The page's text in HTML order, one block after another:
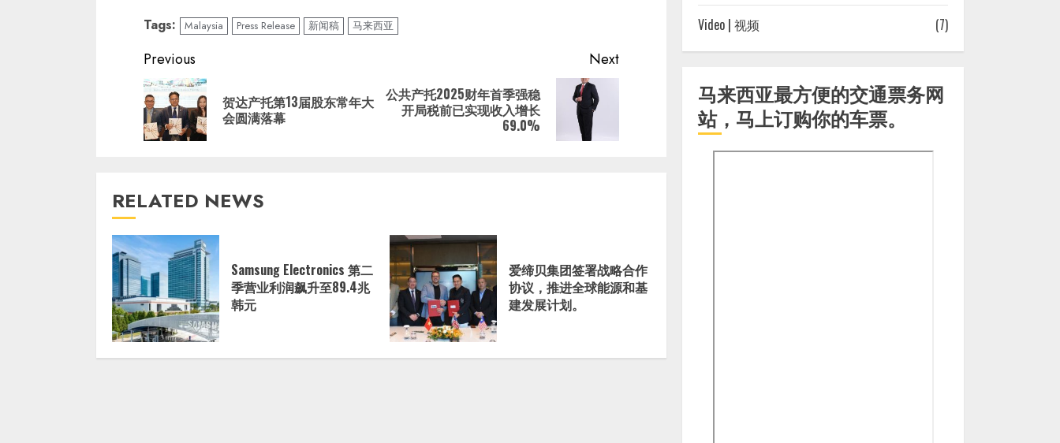
Tags: Malaysia Press Release 新闻稿 马来西亚
Continue
Reading
Previous
Previous
贺达产托第13届股东常年大
会圆满落幕
Next
Next
公共产托2025财年首季强稳
开局税前已实现收入增长
69.0%
RELATED NEWS
Samsung Electronics 第二
季营业利润飙升至89.4兆
韩元
爱缔贝集团签署战略合作
协议，推进全球能源和基
建发展计划。
Video | 视频
(7)
马来西亚最方便的交通票务网
站，马上订购你的车票。